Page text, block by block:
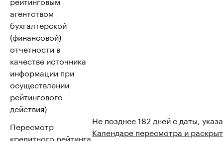
агентством
бухгалтерской
(финансовой)
отчетности в
качестве источника
информации при
осуществлении
рейтингового
действия)
Пересмотр
кредитного рейтинга
Не позднее 182 дней с даты,
Календаре пересмотра и